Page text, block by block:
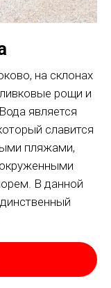
на склонах
рощи и
является
славится
пляжами,
В данной